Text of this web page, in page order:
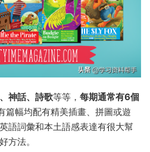
神話、詩歌等等， 每期通常有6個
篇幅均配有精美插畫、拼圖或遊
語詞彙和本土語感表達有很大幫
方法。